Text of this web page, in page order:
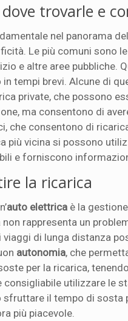
trovarle e
nel panorama
Le più comuni sono
e altre aree pubbliche.
tempi brevi. Alcune di
private, che possono
ma consentono di
che consentono di
vicina si possono
e forniscono
la ricarica
auto elettrica è la
rappresenta un
viaggi di lunga distanza
autonomia, che
per la ricarica,
utilizzare le
il tempo di sosta
più piacevole.